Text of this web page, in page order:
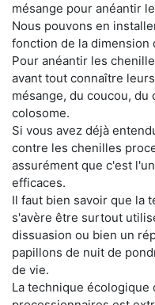
mésange pour anéantir
Nous pouvons en
fonction de la dimension
Pour anéantir les
avant tout connaître
mésange, du coucou, du
colosome.
Si vous avez déjà
contre les chenilles
assurément que c'est
efficaces.
Il faut bien savoir que la
s'avère être surtout
dissuasion ou bien un
papillons de nuit de
de vie.
La technique